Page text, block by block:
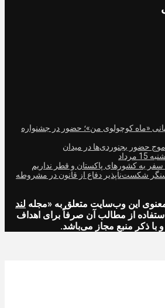
«ماه کوچولوی من»؛ حضور در جشنواره
حضور بجنوردی‌ها در میدان
سفر به کشورهای پاکستان و قطر نداریم
شکست‌ناپذیر دفاع از قانون در مشروطه
این وب‌سایت متعلق به «مجله لند
از مطالب آن صرفاً برای اهداف
با ذکر منبع مجاز می‌باشد.